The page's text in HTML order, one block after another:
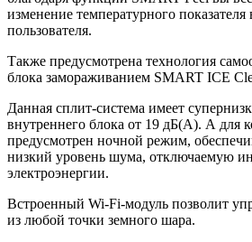
изменение температурного
пользователя.
Также предусмотрена технология
блока замораживанием SMART ICE
Данная сплит-система имеет
внутреннего блока от 19 дБ(А). А для
предусмотрен ночной режим,
низкий уровень шума, отключаемую
электроэнергии.
Встроенный Wi-Fi-модуль позволит
из любой точки земного шара.